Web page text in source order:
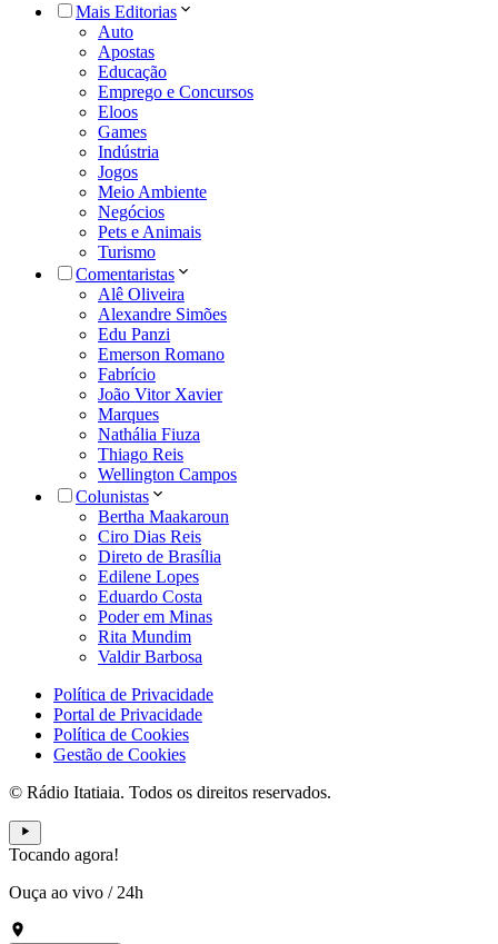
Mais Editorias
Auto
Apostas
Educação
Emprego e Concursos
Eloos
Games
Indústria
Jogos
Meio Ambiente
Negócios
Pets e Animais
Turismo
Comentaristas
Alê Oliveira
Alexandre Simões
Edu Panzi
Emerson Romano
Fabrício
João Vitor Xavier
Marques
Nathália Fiuza
Thiago Reis
Wellington Campos
Colunistas
Bertha Maakaroun
Ciro Dias Reis
Direto de Brasília
Edilene Lopes
Eduardo Costa
Poder em Minas
Rita Mundim
Valdir Barbosa
Política de Privacidade
Portal de Privacidade
Política de Cookies
Gestão de Cookies
© Rádio Itatiaia. Todos os direitos reservados.
Tocando agora!
Ouça ao vivo / 24h